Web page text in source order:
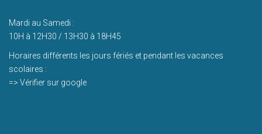
Mardi au Samedi :
10H à 12H30 / 13H30 à 18H45
Horaires différents les jours fériés et pendant les vacances
scolaires :
=> Vérifier sur google